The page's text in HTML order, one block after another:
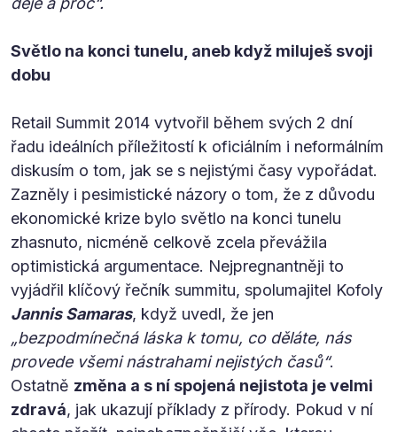
Světlo na konci tunelu, aneb když miluješ svoji
dobu
Retail Summit 2014 vytvořil během svých 2 dní
řadu ideálních příležitostí k oficiálním i neformálním
diskusím o tom, jak se s nejistými časy vypořádat.
Zazněly i pesimistické názory o tom, že z důvodu
ekonomické krize bylo světlo na konci tunelu
zhasnuto, nicméně celkově zcela převážila
optimistická argumentace. Nejpregnantněji to
vyjádřil klíčový řečník summitu, spolumajitel Kofoly
Jannis Samaras, když uvedl, že jen
„bezpodmínečná láska k tomu, co děláte, nás
provede všemi nástrahami nejistých časů“.
Ostatně změna a s ní spojená nejistota je velmi
zdravá, jak ukazují příklady z přírody. Pokud v ní